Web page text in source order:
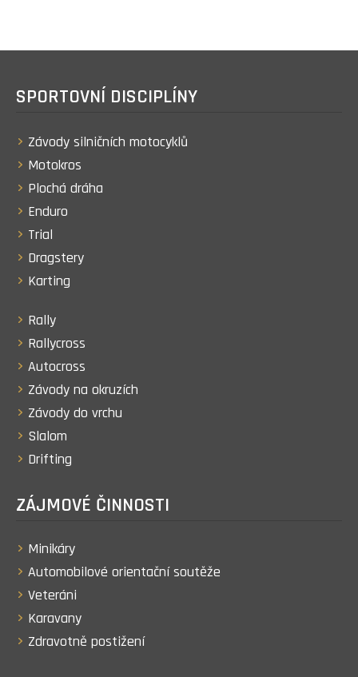
SPORTOVNÍ DISCIPLÍNY
Závody silničních motocyklů
Motokros
Plochá dráha
Enduro
Trial
Dragstery
Karting
Rally
Rallycross
Autocross
Závody na okruzích
Závody do vrchu
Slalom
Drifting
ZÁJMOVÉ ČINNOSTI
Minikáry
Automobilové orientační soutěže
Veteráni
Karavany
Zdravotně postižení